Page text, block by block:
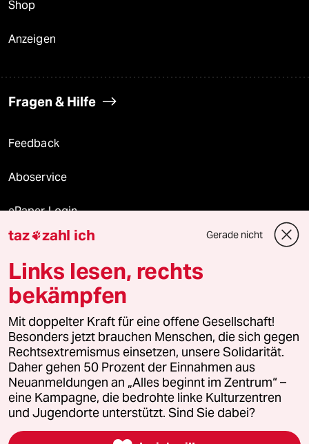
Shop
Anzeigen
Fragen & Hilfe
Feedback
Aboservice
ePaper Login
Downloads für Abonnierende
© 2026 taz Verlags und Vertriebs GmbH
Alle Rechte vorbehalten. Bei rechtlichen Fragen oder für Genehmigungen
wenden Sie sich bitte an
lizenzen@taz.de
Feedback Redaktionsstatut Kommune-Richtlinien
Leitlinie Informant Datenschutz Impressum AGB
Seitenwende Einwilligungen widerrufen (Ads)
taz zahl ich Gerade nicht
Links lesen, rechts
bekämpfen
Mit doppelter Kraft für eine offene Gesellschaft!
Besonders jetzt brauchen Menschen, die sich gegen
Rechtsextremismus einsetzen, unsere Solidarität.
Daher gehen 50 Prozent der Einnahmen aus
Neuanmeldungen an „Alles beginnt im Zentrum“ –
eine Kampagne, die bedrohte linke Kulturzentren
und Jugendorte unterstützt. Sind Sie dabei?